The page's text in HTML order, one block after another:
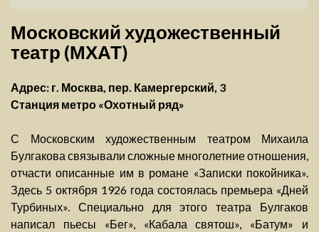
Московский художественный
театр (МХАТ)
Адрес: г. Москва, пер. Камергерский, 3
Станция метро «Охотный ряд»
С Московским художественным театром Михаила
Булгакова связывали сложные многолетние отношения,
отчасти описанные им в романе «Записки покойника».
Здесь 5 октября 1926 года состоялась премьера «Дней
Турбиных». Специально для этого театра Булгаков
написал пьесы «Бег», «Кабала святош», «Батум» и